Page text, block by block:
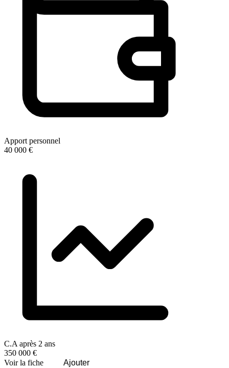
Apport personnel
40 000 €
C.A après 2 ans
350 000 €
Voir la fiche
Ajouter